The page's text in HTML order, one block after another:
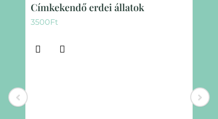
Címkekendő erdei állatok
3500Ft